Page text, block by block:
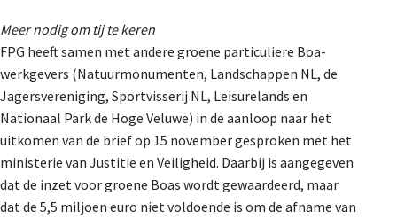
Meer nodig om tij te keren
FPG heeft samen met andere groene particuliere Boa-
werkgevers (Natuurmonumenten, Landschappen NL, de
Jagersvereniging, Sportvisserij NL, Leisurelands en
Nationaal Park de Hoge Veluwe) in de aanloop naar het
uitkomen van de brief op 15 november gesproken met het
ministerie van Justitie en Veiligheid. Daarbij is aangegeven
dat de inzet voor groene Boas wordt gewaardeerd, maar
dat de 5,5 miljoen euro niet voldoende is om de afname van